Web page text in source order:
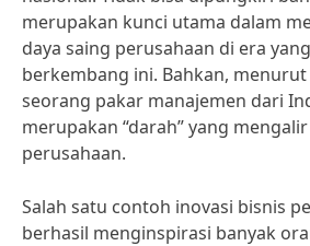
merupakan kunci utama dalam
daya saing perusahaan di era
berkembang ini. Bahkan, menurut
seorang pakar manajemen dari
merupakan “darah” yang
perusahaan.
Salah satu contoh inovasi bisnis
berhasil menginspirasi banyak